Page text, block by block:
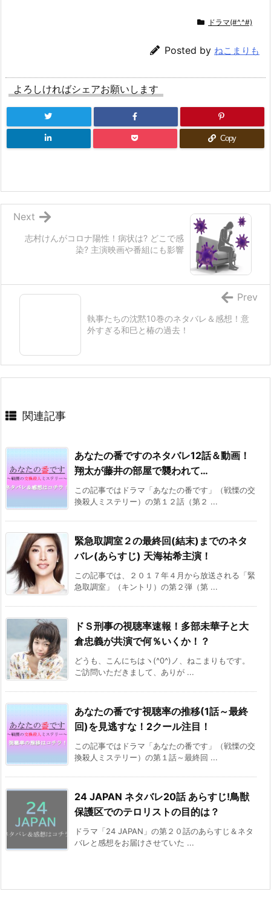
ドラマ(#^.^#)
Posted by ねこまりも
よろしければシェアお願いします
Copy
志村けんがコロナ陽性！病状は? どこで感
染? 主演映画や番組にも影響
Next
執事たちの沈黙10巻のネタバレ＆感想！意
外すぎる和巳と椿の過去！
Prev
関連記事
あなたの番ですのネタバレ12話＆動画！
翔太が藤井の部屋で襲われて…
この記事ではドラマ「あなたの番です」（戦慄の交
換殺人ミステリー）の第１２話（第２ ...
緊急取調室２の最終回(結末)までのネタ
バレ(あらすじ) 天海祐希主演！
この記事では、２０１７年４月から放送される「緊
急取調室」（キントリ）の第２弾（第 ...
ドＳ刑事の視聴率速報！多部未華子と大
倉忠義が共演で何％いくか！？
どうも、こんにちはヽ(^0^)ノ、ねこまりもです。
ご訪問いただきまして、ありが ...
あなたの番です視聴率の推移(1話～最終
回)を見逃すな！2クール注目！
この記事ではドラマ「あなたの番です」（戦慄の交
換殺人ミステリー）の第１話～最終回 ...
24 JAPAN ネタバレ20話 あらすじ!鳥獣
保護区でのテロリストの目的は？
ドラマ「24 JAPAN」の第２０話のあらすじ＆ネタ
バレと感想をお届けさせていた ...